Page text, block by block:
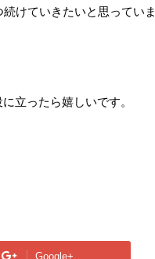
けていきたいと思っていま
立ったら嬉しいです。
Google+